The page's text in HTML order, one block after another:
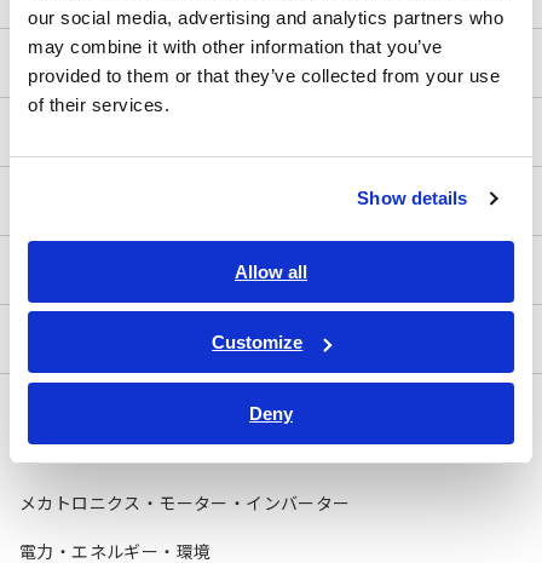
our social media, advertising and analytics partners who
may combine it with other information that you’ve
provided to them or that they’ve collected from your use
of their services.
Show details
Allow all
Customize
Deny
電気の基礎
メカトロニクス・モーター・インバーター
電力・エネルギー・環境